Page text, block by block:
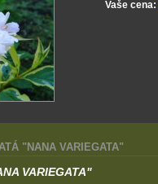
Vaše cena:
"NANA VARIEGATA"
VARIEGATA"